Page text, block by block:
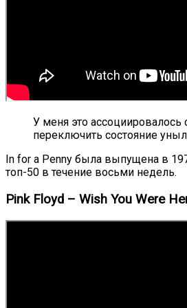
У меня это
переключить состояние
In for a Penny была выпущена в
топ-50 в течение восьми недель.
Pink Floyd – Wish You Were